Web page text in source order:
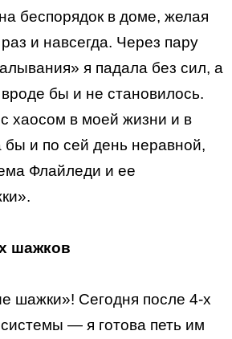
беспорядок в доме, желая
и навсегда. Через пару
я падала без сил, а
бы и не становилось.
хаосом в моей жизни и в
и по сей день неравной,
Флайледи и ее
шажков
шажки»! Сегодня после 4-х
— я готова петь им